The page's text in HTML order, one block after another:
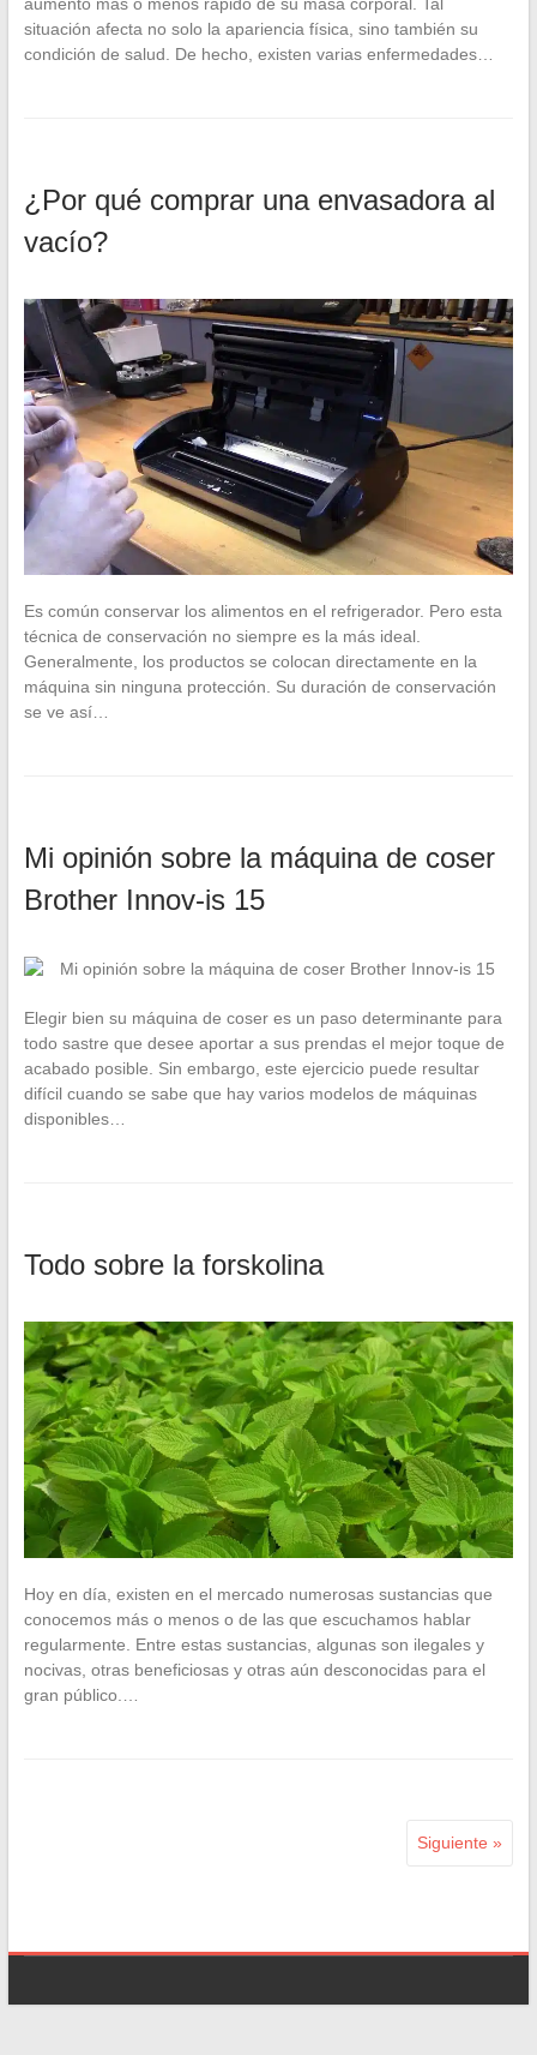
situación afecta no solo la apariencia física, sino también su
condición de salud. De hecho, existen varias enfermedades…
¿Por qué comprar una envasadora al
vacío?
Es común conservar los alimentos en el refrigerador. Pero esta
técnica de conservación no siempre es la más ideal.
Generalmente, los productos se colocan directamente en la
máquina sin ninguna protección. Su duración de conservación
se ve así…
Mi opinión sobre la máquina de coser
Brother Innov-is 15
Elegir bien su máquina de coser es un paso determinante para
todo sastre que desee aportar a sus prendas el mejor toque de
acabado posible. Sin embargo, este ejercicio puede resultar
difícil cuando se sabe que hay varios modelos de máquinas
disponibles…
Todo sobre la forskolina
Hoy en día, existen en el mercado numerosas sustancias que
conocemos más o menos o de las que escuchamos hablar
regularmente. Entre estas sustancias, algunas son ilegales y
nocivas, otras beneficiosas y otras aún desconocidas para el
gran público.…
Siguiente »